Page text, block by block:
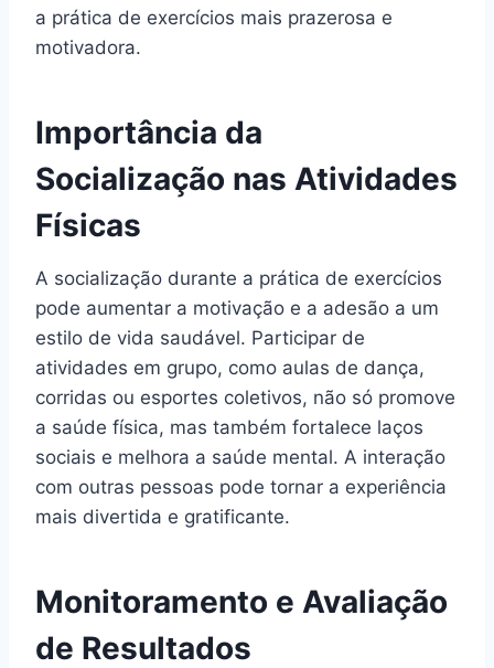
a prática de exercícios mais prazerosa e
motivadora.
Importância da
Socialização nas Atividades
Físicas
A socialização durante a prática de exercícios
pode aumentar a motivação e a adesão a um
estilo de vida saudável. Participar de
atividades em grupo, como aulas de dança,
corridas ou esportes coletivos, não só promove
a saúde física, mas também fortalece laços
sociais e melhora a saúde mental. A interação
com outras pessoas pode tornar a experiência
mais divertida e gratificante.
Monitoramento e Avaliação
de Resultados